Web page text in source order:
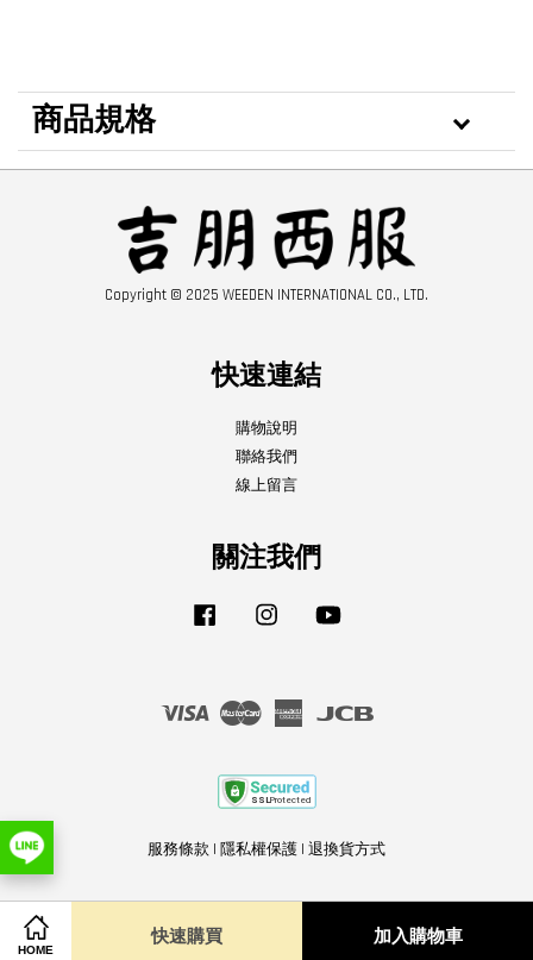
HOME
快速購買 加入購物車
商品規格
Copyright © 2025 WEEDEN INTERNATIONAL CO., LTD.
快速連結
購物說明
聯絡我們
線上留言
關注我們
Facebook Instagram
Visa Master
American
服務條款 | 隱私權保護 | 退換貨方式